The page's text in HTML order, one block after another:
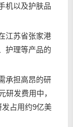
机以及护肤品
江苏省张家港
护理等产品的
承担高昂的研
研发费用中，
占用约9亿美